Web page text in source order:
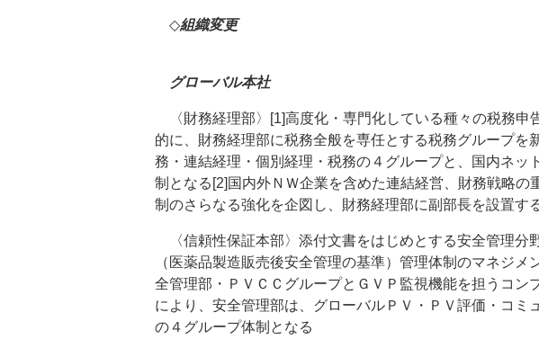
◇組織変更
グローバル本社
〈財務経理部〉[1]高度化・専門化している種々の税務申
的に、財務経理部に税務全般を専任とする税務グループを
務・連結経理・個別経理・税務の４グループと、国内ネッ
制となる[2]国内外ＮＷ企業を含めた連結経営、財務戦略の
制のさらなる強化を企図し、財務経理部に副部長を設置す
〈信頼性保証本部〉添付文書をはじめとする安全管理分
（医薬品製造販売後安全管理の基準）管理体制のマネジ
全管理部・ＰＶＣＣグループとＧＶＰ監視機能を担うコン
により、安全管理部は、グローバルＰＶ・ＰＶ評価・コミ
の４グループ体制となる